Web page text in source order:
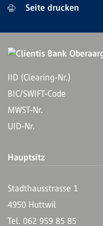
Seite drucken
IID (Clearing-Nr.)
BIC/SWIFT-Code
MWST-Nr.
UID-Nr.
Hauptsitz
Stadthausstrasse 1
4950 Huttwil
Tel. 062 959 85 85